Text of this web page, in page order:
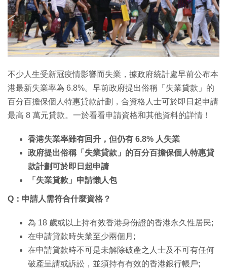
不少人生受新冠疫情影響而失業，據政府統計處早前公布本
港最新失業率為 6.8%。早前政府提出俗稱「失業貸款」的
百分百擔保個人特惠貸款計劃，合資格人士可於即日起申請
最高 8 萬元貸款。一於看看申請資格和其他資料的詳情！
香港失業率雖有回升，但仍有 6.8% 人失業
政府提出俗稱「失業貸款」的百分百擔保個人特惠貸
款計劃可於即日起申請
「失業貸款」申請懶人包
Q：申請人需符合什麼資格？
為 18 歲或以上持有效香港身份證的香港永久性居民;
在申請貸款時失業至少兩個月;
在申請貸款時不可是未解除破產之人士及不可有任何
破產呈請或訴訟，並須持有有效的香港銀行帳戶;